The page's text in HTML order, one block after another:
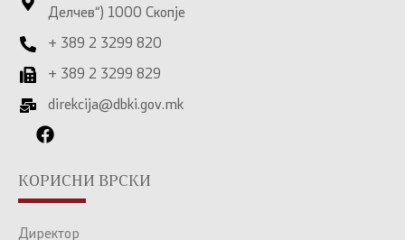
Делчев“) 1000 Скопје
+ 389 2 3299 820
+ 389 2 3299 829
direkcija@dbki.gov.mk
КОРИСНИ ВРСКИ
Директор